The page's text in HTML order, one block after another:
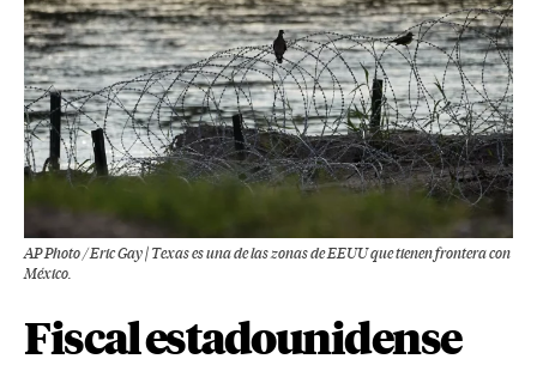
AP Photo / Eric Gay | Texas es una de las zonas de EEUU que tienen frontera con
México.
Fiscal estadounidense